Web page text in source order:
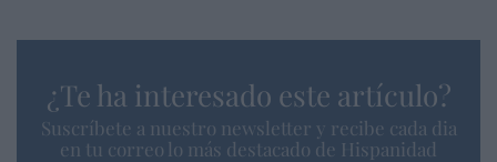
¿Te ha interesado este artículo?
Suscríbete a nuestro newsletter y recibe cada dia
en tu correo lo más destacado de Hispanidad